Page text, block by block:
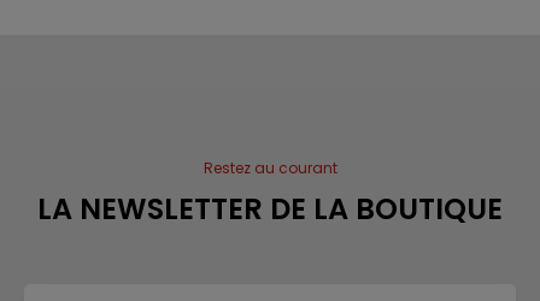
Restez au courant
LA NEWSLETTER DE LA BOUTIQUE